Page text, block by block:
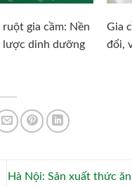
gia cầm: Nền
lược dinh dưỡng
Gia
đổi,
Hà Nội: Sản xuất thức